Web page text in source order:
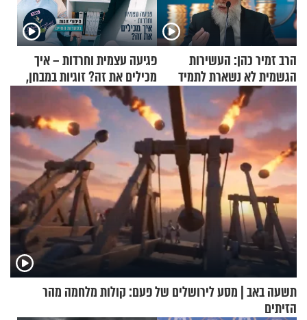
הרב זמיר כהן: העשירות
הגשמית לא נשארת לתמיד
פגיעה עצמית וחרדות – איך
מכילים את זה? זוגיות במבחן,
הפעם עם יהודית ואלתר כהן
תשעה באב | מסע לירושלים של פעם: קולות מלחמה מהר
הזיתים